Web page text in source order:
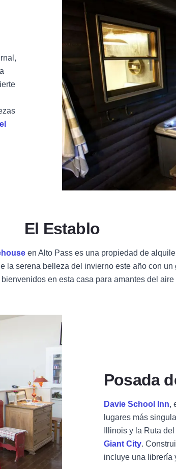
el
El Establo
en Alto Pass es una propiedad de
la serena belleza del invierno este año con
en esta casa para amantes del aire
Posada
Davie School Inn,
lugares más
Illinois y la Ruta
Giant City.
incluye una librería